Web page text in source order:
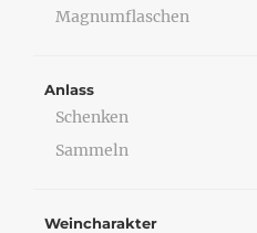
Magnumflaschen
Anlass
Schenken
Sammeln
Weincharakter